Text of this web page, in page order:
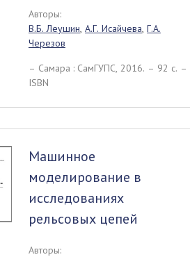
Авторы:
В.Б. Леушин, А.Г. Исайчева, Г.А.
Черезов
– Самара : СамГУПС, 2016. – 92 c. –
ISBN
Машинное
моделирование в
исследованиях
рельсовых цепей
Авторы: